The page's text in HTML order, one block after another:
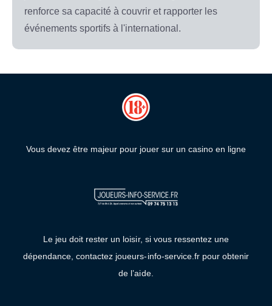
renforce sa capacité à couvrir et rapporter les
événements sportifs à l'international.
Vous devez être majeur pour jouer sur un casino en ligne
Le jeu doit rester un loisir, si vous ressentez une
dépendance, contactez joueurs-info-service.fr pour obtenir
de l’aide.